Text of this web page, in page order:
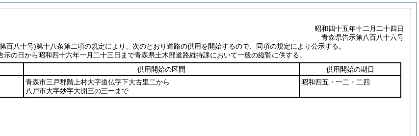
昭和四十五年十二月二十四日
青森県告示第八百八十六号
百八十号)第十八条第二項の規定により、次のとおり道路の供用を開始するので、同項の規定により公示する。
示の日から昭和四十六年一月二十三日まで青森県土木部道路維持課において一般の縦覧に供する。
供用開始の区間
供用開始の期日
青森市三戸郡階上村大字道仏字下大古里二から
八戸市大字妙字大開三の三一まで
昭和四五・一二・二四